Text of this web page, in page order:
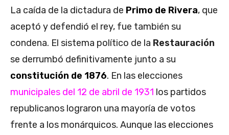
La caída de la dictadura de Primo de Rivera, que
aceptó y defendió el rey, fue también su
condena. El sistema político de la Restauración
se derrumbó definitivamente junto a su
constitución de 1876. En las elecciones
municipales del 12 de abril de 1931 los partidos
republicanos lograron una mayoría de votos
frente a los monárquicos. Aunque las elecciones